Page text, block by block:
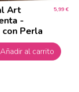
Art
-
con Perla
5,99 €
Añadir al carrito